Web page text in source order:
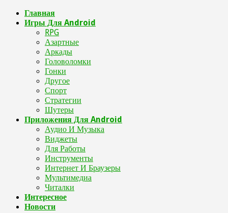
Главная
Игры Для Android
RPG
Азартные
Аркады
Головоломки
Гонки
Другое
Спорт
Стратегии
Шутеры
Приложения Для Android
Аудио И Музыка
Виджеты
Для Работы
Инструменты
Интернет И Браузеры
Мультимедиа
Читалки
Интересное
Новости